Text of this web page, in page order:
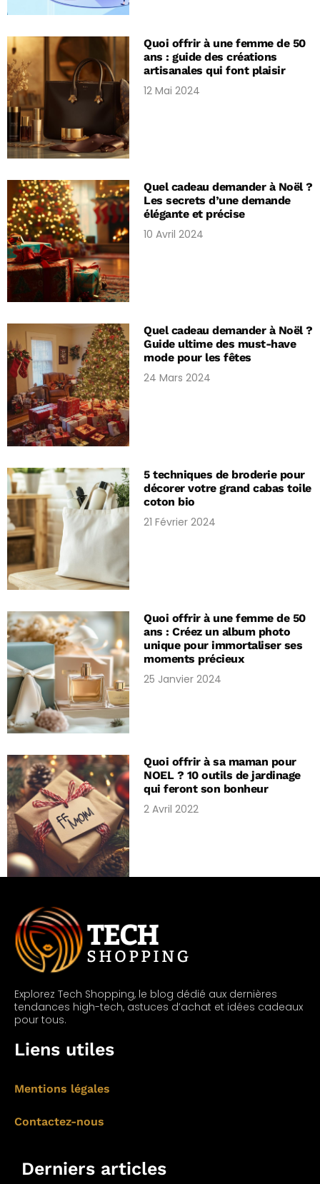
Quoi offrir à une femme de 50
ans : guide des créations
artisanales qui font plaisir
12 Mai 2024
Quel cadeau demander à Noël ?
Les secrets d’une demande
élégante et précise
10 Avril 2024
Quel cadeau demander à Noël ?
Guide ultime des must-have
mode pour les fêtes
24 Mars 2024
5 techniques de broderie pour
décorer votre grand cabas toile
coton bio
21 Février 2024
Quoi offrir à une femme de 50
ans : Créez un album photo
unique pour immortaliser ses
moments précieux
25 Janvier 2024
Quoi offrir à sa maman pour
NOEL ? 10 outils de jardinage
qui feront son bonheur
2 Avril 2022
Explorez Tech Shopping, le blog dédié aux dernières
tendances high-tech, astuces d’achat et idées cadeaux
pour tous.
Liens utiles
Mentions légales
Contactez-nous
Derniers articles